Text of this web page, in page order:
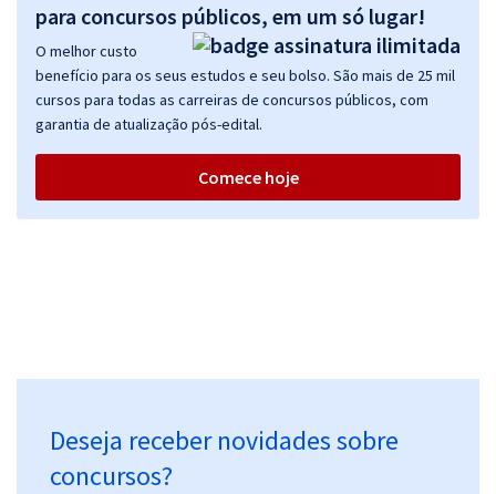
para concursos públicos, em um só lugar!
O melhor custo
benefício para os seus estudos e seu bolso. São mais de 25 mil
cursos para todas as carreiras de concursos públicos, com
garantia de atualização pós-edital.
Comece hoje
Deseja receber novidades sobre
concursos?